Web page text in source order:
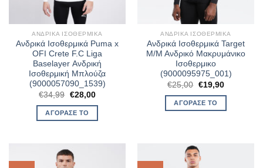
ΑΝΔΡΙΚΆ ΙΣΟΘΕΡΜΙΚΆ
Ανδρικά Ισοθερμικά Puma x
OFI Crete F.C Liga
Baselayer Ανδρική
Ισοθερμική Μπλούζα
(9000057090_1539)
€34,99 Original
price
was:
€34,99.
€28,00Η
τιμή
ΑΓΌΡΑΣΈ ΤΟ
ΑΝΔΡΙΚΆ ΙΣΟΘΕΡΜΙΚΆ
Ανδρικά Ισοθερμικά Target
M/M Aνδρικό Μακρυμάνικο
Ισοθερμικο
(9000095975_001)
€25,00 Original
price
was:
€25,00.
€19,90Η
τιμή
ΑΓΌΡΑΣΈ ΤΟ